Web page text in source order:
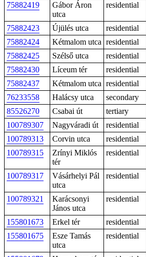
75882419
Gábor Áron
utca
residential
75882423 Újülés utca
residential
75882424
Kétmalom utca residential
75882425
Szélső utca
residential
75882430
Líceum tér
residential
75882437
Kétmalom utca residential
76233558
Halácsy utca secondary
85526270
Csabai út tertiary
100789307
Nagyváradi út residential
100789313
Corvin utca
residential
100789315
Zrínyi Miklós
tér
residential
100789317
Vásárhelyi Pál
utca
residential
100789321
Karácsonyi
János utca
residential
155801673 Erkel tér
residential
155801675
Esze Tamás
utca
residential